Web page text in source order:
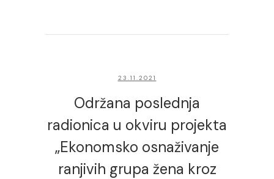
23.11.2021
Održana poslednja
radionica u okviru projekta
„Ekonomsko osnaživanje
ranjivih grupa žena kroz